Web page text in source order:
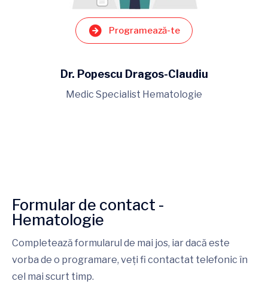
Programează-te
Dr. Popescu Dragos-Claudiu
Medic Specialist Hematologie
Formular de contact -
Hematologie
Completează formularul de mai jos, iar dacă este
vorba de o programare, veți fi contactat telefonic în
cel mai scurt timp.